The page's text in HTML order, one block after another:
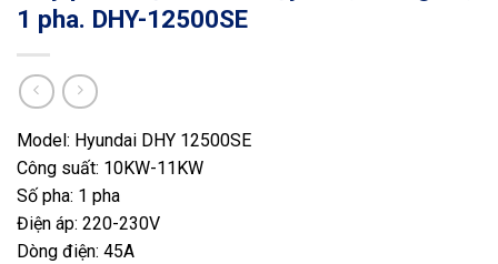
1 pha. DHY-12500SE
Model: Hyundai DHY 12500SE
Công suất: 10KW-11KW
Số pha: 1 pha
Điện áp: 220-230V
Dòng điện: 45A